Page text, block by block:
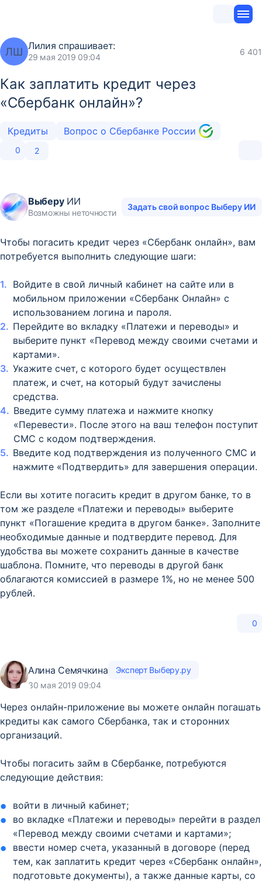
ЛШ Лилия спрашивает:
29 мая 2019 09:04
6 401
Как заплатить кредит через
«Сбербанк онлайн»?
Кредиты Вопрос о Сбербанке России
0 2
ВыберуИИ
Возможны неточности
Задать свой вопрос Выберу ИИ
Чтобы погасить кредит через «Сбербанк онлайн», вам
потребуется выполнить следующие шаги:
Войдите в свой личный кабинет на сайте или в
мобильном приложении «Сбербанк Онлайн» с
использованием логина и пароля.
Перейдите во вкладку «Платежи и переводы» и
выберите пункт «Перевод между своими счетами и
картами».
Укажите счет, с которого будет осуществлен
платеж, и счет, на который будут зачислены
средства.
Введите сумму платежа и нажмите кнопку
«Перевести». После этого на ваш телефон поступит
СМС с кодом подтверждения.
Введите код подтверждения из полученного СМС и
нажмите «Подтвердить» для завершения операции.
Если вы хотите погасить кредит в другом банке, то в
том же разделе «Платежи и переводы» выберите
пункт «Погашение кредита в другом банке». Заполните
необходимые данные и подтвердите перевод. Для
удобства вы можете сохранить данные в качестве
шаблона. Помните, что переводы в другой банк
облагаются комиссией в размере 1%, но не менее 500
рублей.
0
Алина Семячкина
Эксперт Выберу.ру
30 мая 2019 09:04
Через онлайн-приложение вы можете онлайн погашать
кредиты как самого Сбербанка, так и сторонних
организаций.
Чтобы погасить займ в Сбербанке, потребуются
следующие действия:
войти в личный кабинет;
во вкладке «Платежи и переводы» перейти в раздел
«Перевод между своими счетами и картами»;
ввести номер счета, указанный в договоре (перед
тем, как заплатить кредит через «Сбербанк онлайн»,
подготовьте документы), а также данные карты, со